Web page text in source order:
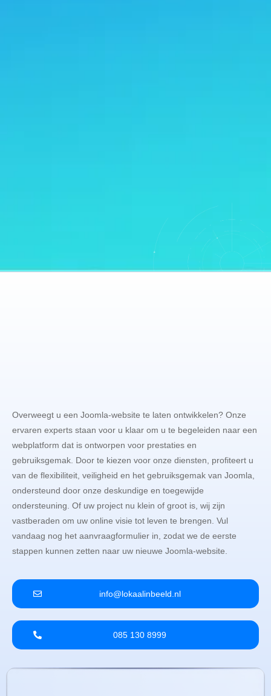
Overweegt u een Joomla-website te laten ontwikkelen? Onze
ervaren experts staan voor u klaar om u te begeleiden naar een
webplatform dat is ontworpen voor prestaties en
gebruiksgemak. Door te kiezen voor onze diensten, profiteert u
van de flexibiliteit, veiligheid en het gebruiksgemak van Joomla,
ondersteund door onze deskundige en toegewijde
ondersteuning. Of uw project nu klein of groot is, wij zijn
vastberaden om uw online visie tot leven te brengen. Vul
vandaag nog het aanvraagformulier in, zodat we de eerste
stappen kunnen zetten naar uw nieuwe Joomla-website.
info@lokaalinbeeld.nl
085 130 8999